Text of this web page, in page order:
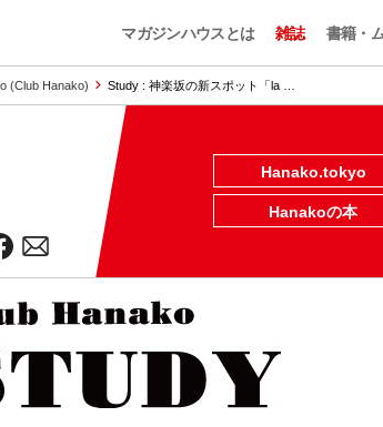
マガジンハウスとは 雑誌 書籍・
(Club Hanako) Study : 神楽坂の新スポット「la …
Hanako.tokyo
Hanakoの本